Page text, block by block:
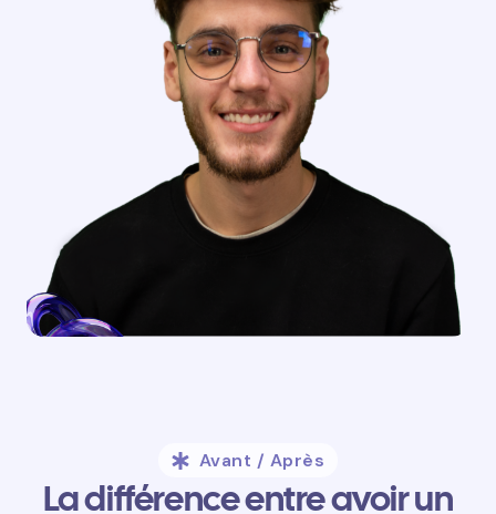
Avant / Après
La différence entre avoir un